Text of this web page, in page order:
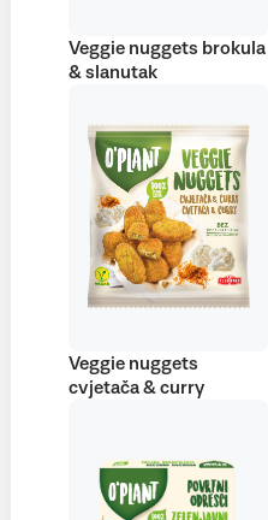
Veggie nuggets brokula
& slanutak
Veggie nuggets
cvjetača & curry